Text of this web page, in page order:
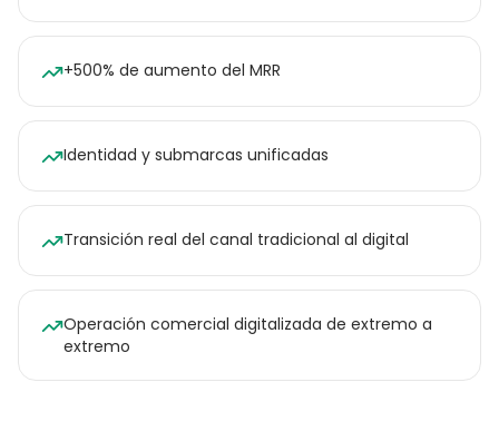
+500% de aumento del MRR
Identidad y submarcas unificadas
Transición real del canal tradicional al digital
Operación comercial digitalizada de extremo a
extremo